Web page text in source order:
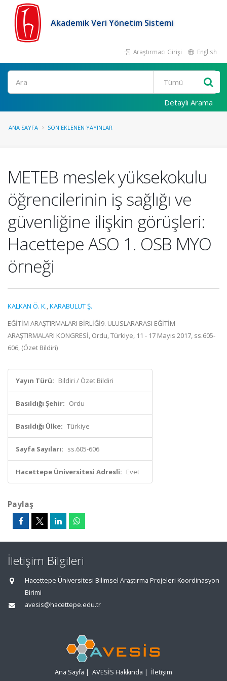
Akademik Veri Yönetim Sistemi
Araştırmacı Girişi English
Ara
Detaylı Arama
ANA SAYFA SON EKLENEN YAYINLAR
METEB meslek yüksekokulu
öğrencilerinin iş sağlığı ve
güvenliğine ilişkin görüşleri:
Hacettepe ASO 1. OSB MYO
örneği
KALKAN Ö. K.,KARABULUT Ş.
EĞİTİM ARAŞTIRMALARI BİRLİĞİ9. ULUSLARARASI EĞİTİM
ARAŞTIRMALARI KONGRESİ, Ordu, Türkiye, 11 - 17 Mayıs 2017, ss.605-
606, (Özet Bildiri)
Yayın Türü: Bildiri / Özet Bildiri
Basıldığı Şehir: Ordu
Basıldığı Ülke: Türkiye
Sayfa Sayıları: ss.605-606
Hacettepe Üniversitesi Adresli: Evet
Paylaş
İletişim Bilgileri
Hacettepe Üniversitesi Bilimsel Araştırma Projeleri Koordinasyon
Birimi
avesis@hacettepe.edu.tr
Ana Sayfa | AVESİS Hakkında | İletişim